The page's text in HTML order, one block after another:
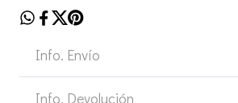
Info. Envío
Info. Devolución